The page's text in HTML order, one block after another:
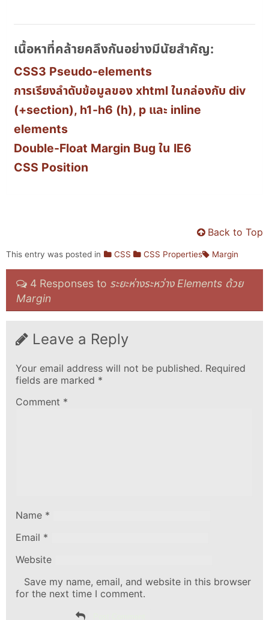
เนื้อหาที่คล้ายคลึงกันอย่างมีนัยสำคัญ:
CSS3 Pseudo-elements
การเรียงลำดับข้อมูลของ xhtml ในกล่องกับ div
(+section), h1-h6 (h), p และ inline
elements
Double-Float Margin Bug ใน IE6
CSS Position
Back to Top
This entry was posted in CSS CSS Properties Margin
4 Responses to ระยะห่างระหว่าง Elements ด้วย
Margin
Leave a Reply
Your email address will not be published. Required
fields are marked *
Comment *
Name *
Email *
Website
Save my name, email, and website in this browser
for the next time I comment.